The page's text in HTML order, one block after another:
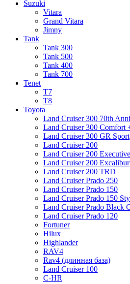
Suzuki
Vitara
Grand Vitara
Jimny
Tank
Tank 300
Tank 500
Tank 400
Tank 700
Tenet
T7
T8
Toyota
Land Cruiser 300 70th
Land Cruiser 300 Comfort
Land Cruiser 300 GR Sport
Land Cruiser 200
Land Cruiser 200 Executive
Land Cruiser 200 Excalibur
Land Cruiser 200 TRD
Land Cruiser Prado 250
Land Cruiser Prado 150
Land Cruiser Prado 150
Land Cruiser Prado Black
Land Cruiser Prado 120
Fortuner
Hilux
Highlander
RAV4
Rav4 (длинная база)
Land Cruiser 100
C-HR